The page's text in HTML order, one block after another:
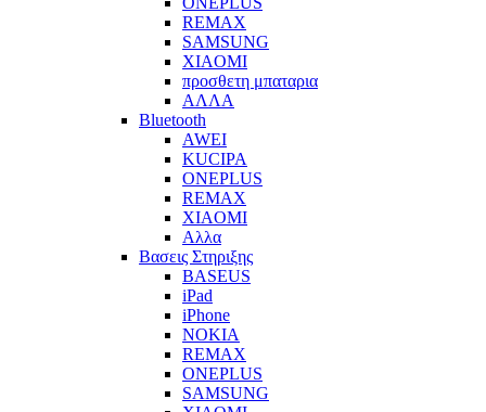
REMAX
SAMSUNG
XIAOMI
προσθετη μπαταρια
ΑΛΛΑ
Bluetooth
AWEI
KUCIPA
ONEPLUS
REMAX
XIAOMI
Αλλα
Βασεις Στηριξης
BASEUS
iPad
iPhone
NOKIA
REMAX
ONEPLUS
SAMSUNG